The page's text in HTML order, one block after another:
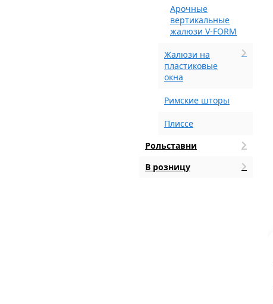
Арочные
вертикальные
жалюзи V-FORM
Жалюзи на
пластиковые
окна
Римские шторы
Плиссе
Рольставни
В розницу